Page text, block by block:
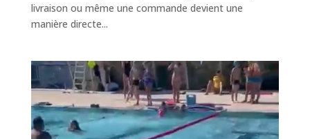
livraison ou même une commande devient une
manière directe...